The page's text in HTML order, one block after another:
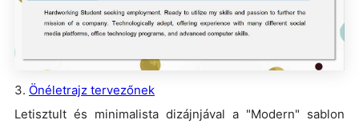
3. Önéletrajz tervezőnek
Letisztult és minimalista dizájnjával a "Modern" sablon